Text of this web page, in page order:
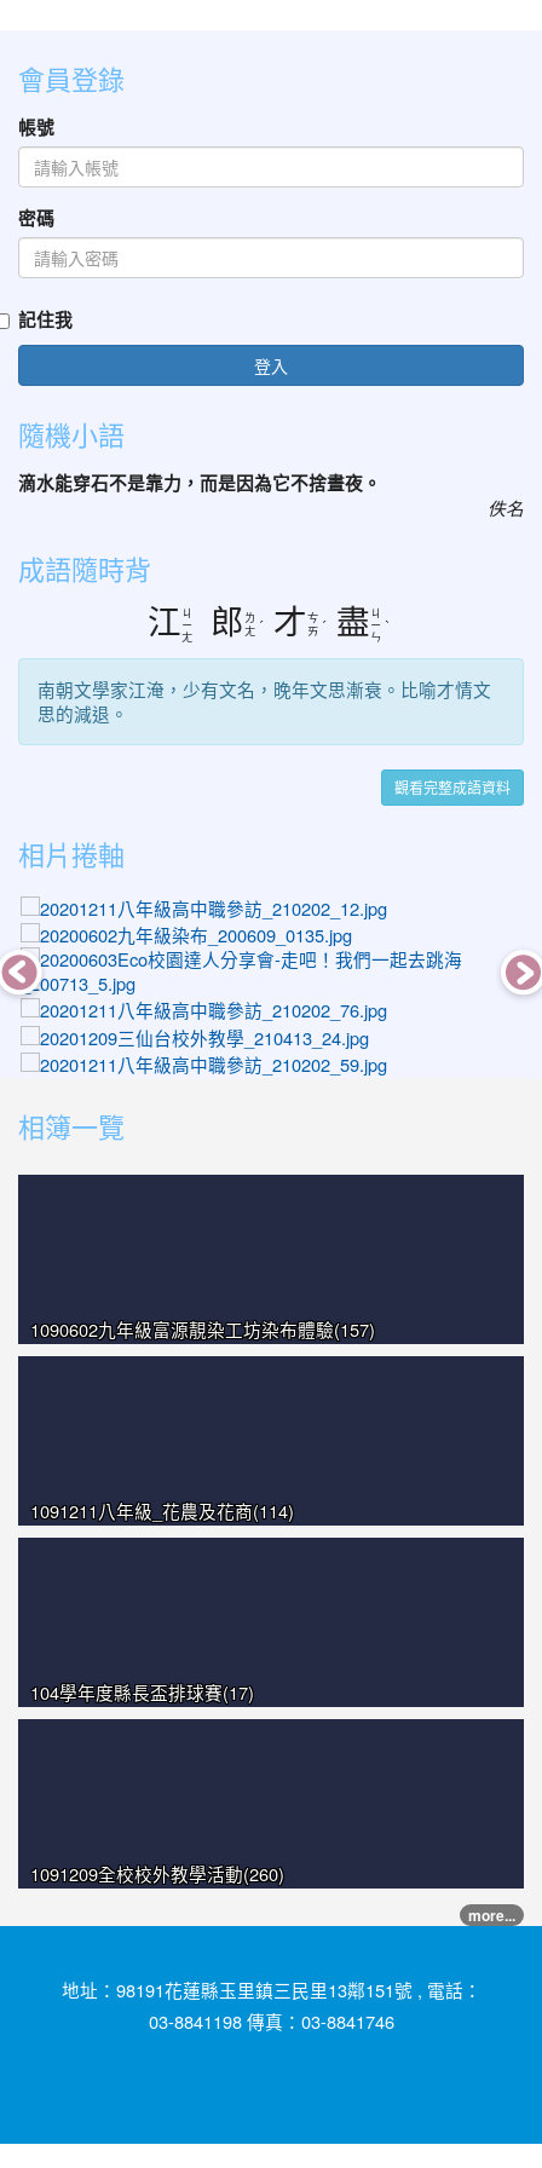
會員登錄
帳號
密碼
記住我
登入
隨機小語
滴水能穿石不是靠力，而是因為它不捨晝夜。
佚名
成語隨時背
江 ㄐ
ㄧ
ㄤ
郎 ㄌ
ㄤ ˊ 才 ㄘ
ㄞ ˊ 盡 ㄐ
ㄧ
ㄣ
ˋ
南朝文學家江淹，少有文名，晚年文思漸衰。比喻才情文
思的減退。
觀看完整成語資料
相片捲軸
photo-1160
photo-1453
photo-1297
相簿一覽
1090602九年級富源靚染工坊染布體驗(157)
1091211八年級_花農及花商(114)
104學年度縣長盃排球賽(17)
1091209全校校外教學活動(260)
more...
地址：98191花蓮縣玉里鎮三民里13鄰151號 , 電話：
03-8841198 傳真：03-8841746